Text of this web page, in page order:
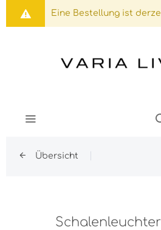
Eine Bestellung ist
Übersicht